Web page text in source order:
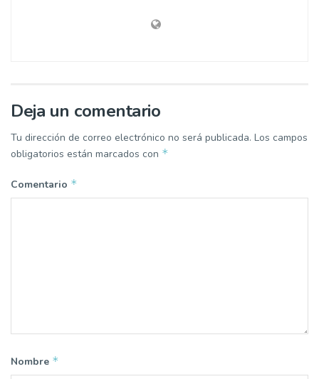
Deja un comentario
Tu dirección de correo electrónico no será publicada. Los campos
obligatorios están marcados con *
Comentario *
Nombre *